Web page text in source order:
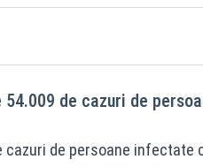
de cazuri de
de persoane infectate